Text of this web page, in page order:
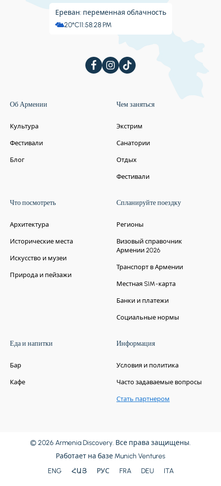
Ереван: переменная облачность
20°C11:58:29 PM
Об Армении
Культура
Фестивали
Блог
Чем заняться
Экстрим
Санатории
Отдых
Фестивали
Что посмотреть
Архитектура
Исторические места
Искусство и музеи
Природа и пейзажи
Спланируйте поездку
Регионы
Визовый справочник
Армении 2026
Транспорт в Армении
Местная SIM-карта
Банки и платежи
Социальные нормы
Еда и напитки
Бар
Кафе
Информация
Условия и политика
Часто задаваемые вопросы
Стать партнером
© 2026 Armenia Discovery. Все права защищены.
Работает на базе Munich Ventures
ENG
ՀԱՅ РУС FRA DEU ITA